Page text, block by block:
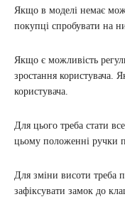
Якщо в моделі немає
покупці спробувати на
Якщо є можливість
зростання користувача.
користувача.
Для цього треба стати
цьому положенні ручки
Для зміни висоти треба
зафіксувати замок до